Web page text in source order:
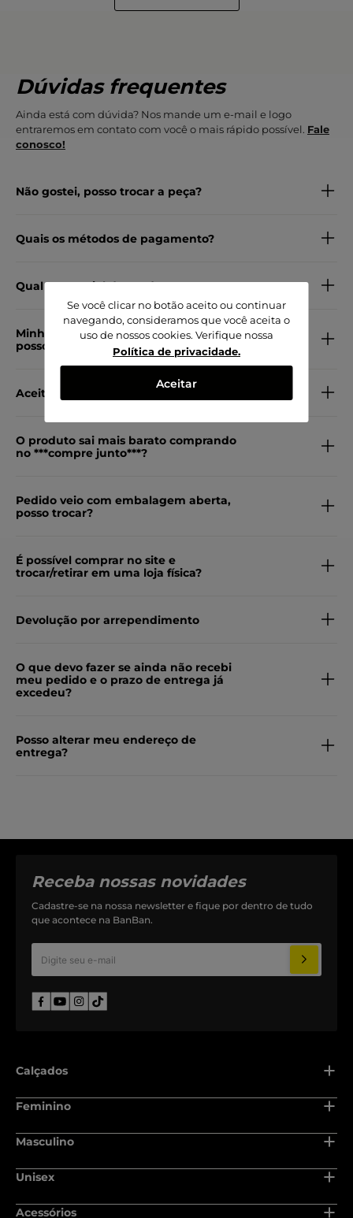
Se você clicar no botão aceito ou continuar
navegando, consideramos que você aceita o
uso de nossos cookies. Verifique nossa
Política de privacidade.
Aceitar
Dúvidas frequentes
Ainda está com dúvida? Nos mande um e-mail e logo
entraremos em contato com você o mais rápido possível. Fale
conosco!
Não gostei, posso trocar a peça?
Quais os métodos de pagamento?
Qual o material do produto?
Minha peça veio com defeito, como
posso trocar por outra?
Aceita pagamento em PIX?
O produto sai mais barato comprando
no ***compre junto***?
Pedido veio com embalagem aberta,
posso trocar?
É possível comprar no site e
trocar/retirar em uma loja física?
Devolução por arrependimento
O que devo fazer se ainda não recebi
meu pedido e o prazo de entrega já
excedeu?
Posso alterar meu endereço de
entrega?
Receba nossas novidades
Cadastre-se na nossa newsletter e fique por dentro de tudo
que acontece na BanBan.
Calçados
Adulto
Recém nascido
Infantil
Juvenil
Feminino
Adulto
Recém nascido
Masculino
Adulto
Recém nascido
Unisex
Adulto
Acessórios